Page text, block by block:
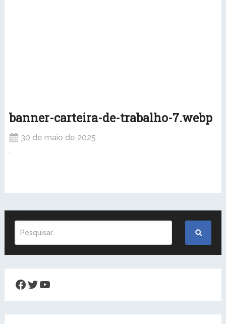
banner-carteira-de-trabalho-7.webp
30 de maio de 2025
Facebook
Twitter
Youtube